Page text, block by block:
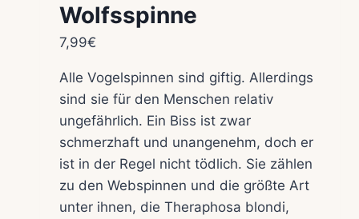
Wolfsspinne
7,99€
Alle Vogelspinnen sind giftig. Allerdings
sind sie für den Menschen relativ
ungefährlich. Ein Biss ist zwar
schmerzhaft und unangenehm, doch er
ist in der Regel nicht tödlich. Sie zählen
zu den Webspinnen und die größte Art
unter ihnen, die Theraphosa blondi,